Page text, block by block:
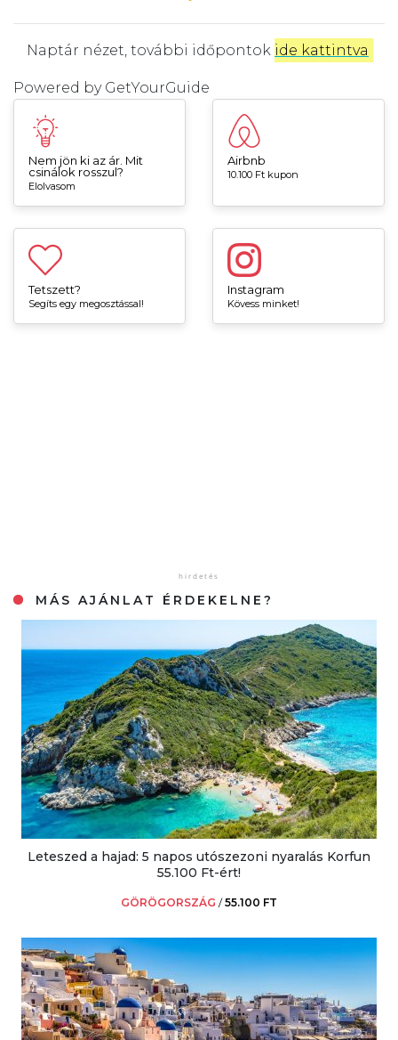
Naptár nézet, további időpontok ide kattintva
Powered by GetYourGuide
Nem jön ki az ár. Mit
csinálok rosszul?
Elolvasom
Airbnb
10.100 Ft kupon
Tetszett?
Segíts egy megosztással!
Instagram
Kövess minket!
MÁS AJÁNLAT ÉRDEKELNE?
Leteszed a hajad: 5 napos utószezoni nyaralás Korfun
55.100 Ft-ért!
GÖRÖGORSZÁG /55.100 FT